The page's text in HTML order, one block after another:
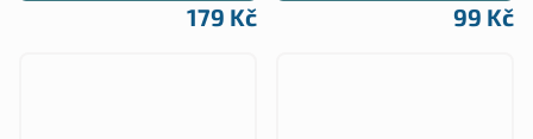
179 Kč 99 Kč